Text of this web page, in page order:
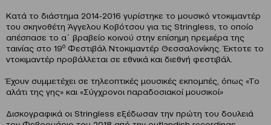
Κατά το διάστημα 2014-2016 γυρίστηκε το μουσικό ντοκιμαντέρ
του σκηνοθέτη Άγγελου Κοβότσου για τις Stringless, το οποίο
απέσπασε το α΄ βραβείο κοινού στην επίσημη πρεμιέρα της
ταινίας στο 19ο Φεστιβάλ Ντοκιμαντέρ Θεσσαλονίκης. Έκτοτε το
ντοκιμαντέρ προβάλλεται σε εθνικά και διεθνή φεστιβάλ.
Έχουν συμμετέχει σε τηλεοπτικές μουσικές εκπομπές, όπως «Το
αλάτι της γης» και «Σύγχρονοι παραδοσιακοί μουσικοί»
Δισκογραφικά οι Stringless εξέδωσαν την πρώτη του δουλειά